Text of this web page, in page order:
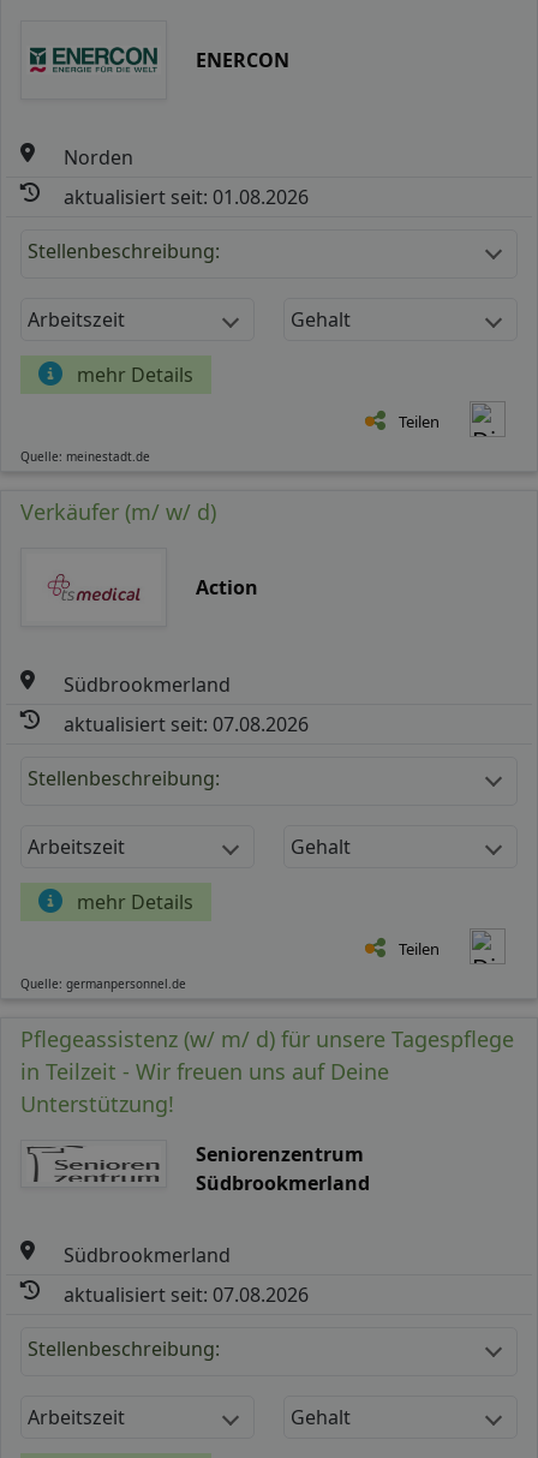
ENERCON
Norden
aktualisiert seit: 01.08.2026
Stellenbeschreibung:
Arbeitszeit Gehalt
mehr Details
Teilen
Quelle: meinestadt.de
Verkäufer (m/ w/ d)
Action
Südbrookmerland
aktualisiert seit: 07.08.2026
Stellenbeschreibung:
Arbeitszeit Gehalt
mehr Details
Teilen
Quelle: germanpersonnel.de
Pflegeassistenz (w/ m/ d) für unsere Tagespflege
in Teilzeit - Wir freuen uns auf Deine
Unterstützung!
Seniorenzentrum
Südbrookmerland
Südbrookmerland
aktualisiert seit: 07.08.2026
Stellenbeschreibung:
Arbeitszeit Gehalt